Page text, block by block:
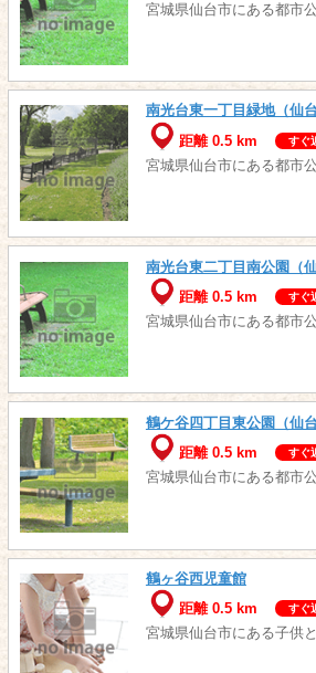
宮城県仙台市にある都市
南光台東一丁目緑地（仙台
距離 0.5 km
すぐ
宮城県仙台市にある都市
南光台東二丁目南公園（仙
距離 0.5 km
すぐ
宮城県仙台市にある都市
鶴ケ谷四丁目東公園（仙台
距離 0.5 km
すぐ
宮城県仙台市にある都市
鶴ヶ谷西児童館
距離 0.5 km
すぐ
宮城県仙台市にある子供